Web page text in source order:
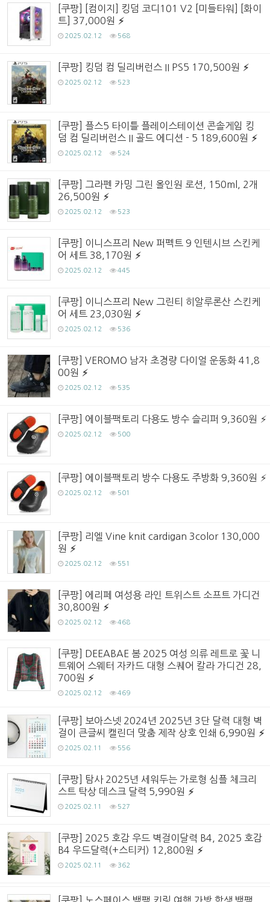
[쿠팡] [컴이지] 킹덤 코디101 V2 [미들타워] [화이
트] 37,000원
2025.02.12 568
[쿠팡] 킹덤 컴 딜리버런스 II PS5 170,500원
2025.02.12 523
[쿠팡] 플스5 타이틀 플레이스테이션 콘솔게임 킹
덤 컴 딜리버런스 II 골드 에디션 - 5 189,600원
2025.02.12 524
[쿠팡] 그라펜 카밍 그린 올인원 로션, 150ml, 2개
26,500원
2025.02.12 523
[쿠팡] 이니스프리 New 퍼펙트 9 인텐시브 스킨케
어 세트 38,170원
2025.02.12 445
[쿠팡] 이니스프리 New 그린티 히알루론산 스킨케
어 세트 23,030원
2025.02.12 536
[쿠팡] VEROMO 남자 초경량 다이얼 운동화 41,8
00원
2025.02.12 535
[쿠팡] 에이블팩토리 다용도 방수 슬리퍼 9,360원
2025.02.12 500
[쿠팡] 에이블팩토리 방수 다용도 주방화 9,360원
2025.02.12 501
[쿠팡] 리엘 Vine knit cardigan 3color 130,000
원
2025.02.12 551
[쿠팡] 에리페 여성용 라인 트위스트 소프트 가디건
30,800원
2025.02.12 468
[쿠팡] DEEABAE 봄 2025 여성 의류 레트로 꽃 니
트웨어 스웨터 자카드 대형 스퀘어 칼라 가디건 28,
700원
2025.02.12 469
[쿠팡] 보아스넷 2024년 2025년 3단 달력 대형 벽
걸이 큰글씨 캘린더 맞춤 제작 상호 인쇄 6,990원
2025.02.11 556
[쿠팡] 탐사 2025년 세워두는 가로형 심플 체크리
스트 탁상 데스크 달력 5,990원
2025.02.11 527
[쿠팡] 2025 호감 우드 벽걸이달력 B4, 2025 호감
B4 우드달력(+스티커) 12,800원
2025.02.11 362